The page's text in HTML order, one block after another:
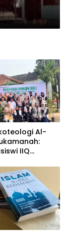
Al-
IIQ